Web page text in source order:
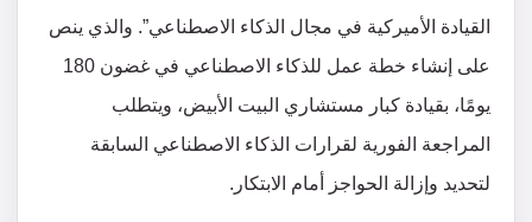
القيادة الأميركية في مجال الذكاء الاصطناعي”. والذي ينص
على إنشاء خطة عمل للذكاء الاصطناعي في غضون 180
يومًا، بقيادة كبار مستشاري البيت الأبيض، ويتطلب
المراجعة الفورية لقرارات الذكاء الاصطناعي السابقة
لتحديد وإزالة الحواجز أمام الابتكار.